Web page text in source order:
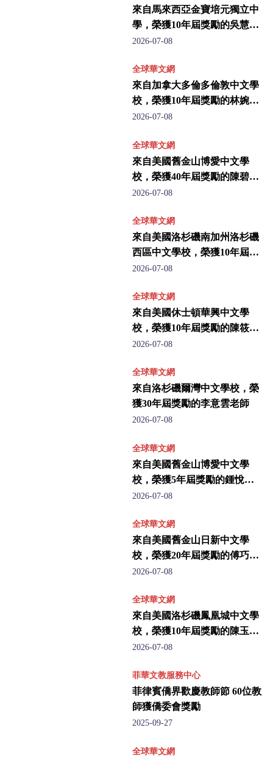
來自馬來西亞金寶培元獨立中
學，榮獲10年屆獎勵的吳慧珊
老師
2026-07-08
全球華文網
來自加拿大多倫多倫敦中文學
校，榮獲10年屆獎勵的林婉梅
老師
2026-07-08
全球華文網
來自美國舊金山博愛中文學
校，榮獲40年屆獎勵的陳碧玉
老師
2026-07-08
全球華文網
來自美國洛杉磯南加州洛杉磯
西區中文學校，榮獲10年屆獎
勵的施佩宜老師
2026-07-08
全球華文網
來自美國休士頓華興中文學
校，榮獲10年屆獎勵的陳筱雯
老師
2026-07-08
全球華文網
來自洛杉磯爾灣中文學校，榮
獲30年屆獎勵的李意雲老師
2026-07-08
全球華文網
來自美國舊金山博愛中文學
校，榮獲5年屆獎勵的鍾悅珊
老師
2026-07-08
全球華文網
來自美國舊金山日新中文學
校，榮獲20年屆獎勵的傅巧華
老師
2026-07-08
全球華文網
來自美國洛杉磯鳳凰城中文學
校，榮獲10年屆獎勵的陳玉華
老師
2026-07-08
菲華文教服務中心
菲律賓僑界歡慶教師節 60位教
師獲僑委會獎勵
2025-09-27
全球華文網